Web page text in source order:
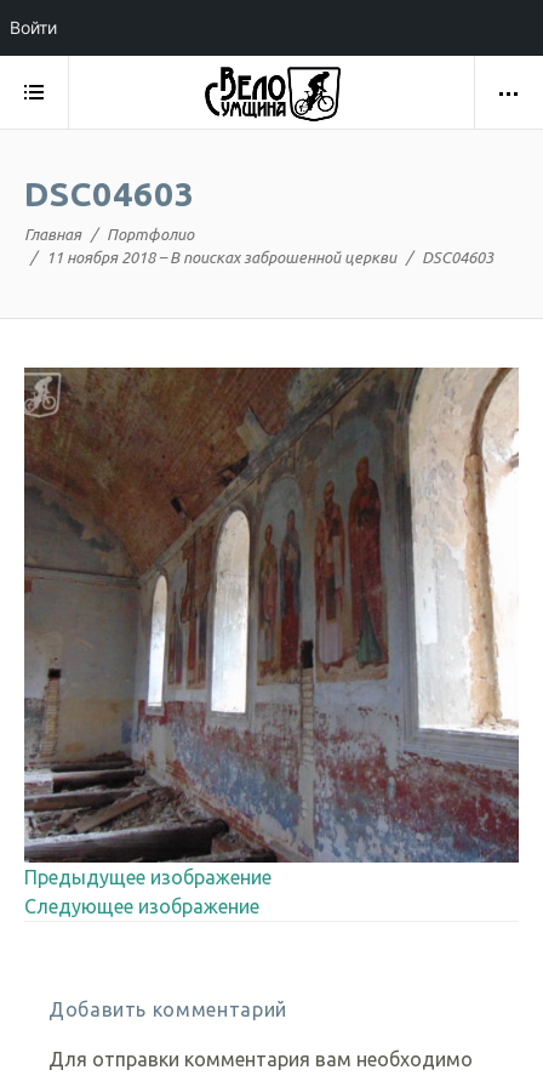
DSC04603
Главная
Портфолио
11 ноября 2018 – В поисках заброшенной церкви
DSC04603
Предыдущее изображение
Следующее изображение
Добавить комментарий
Для отправки комментария вам необходимо
Войти